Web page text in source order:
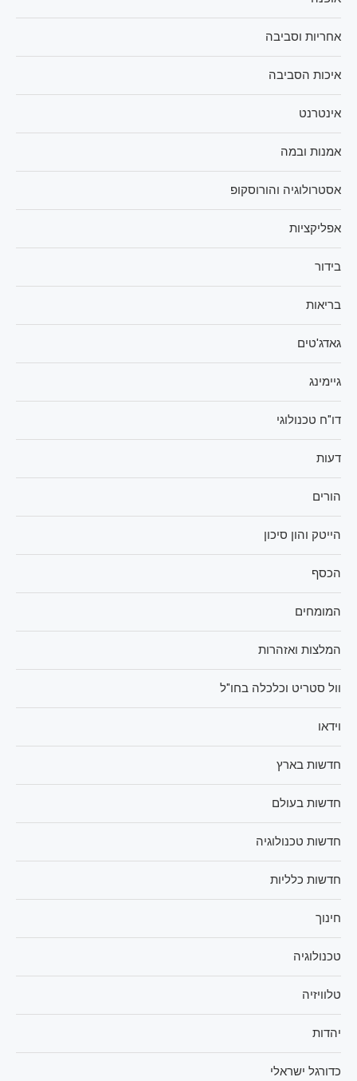
אחריות וסביבה
איכות הסביבה
אינטרנט
אמנות ובמה
אסטרולוגיה והורוסקופ
אפליקציות
בידור
בריאות
גאדג'טים
גיימינג
דו"ח טכנולוגי
דעות
הורים
הייטק והון סיכון
הכסף
המומחים
המלצות ואזהרות
וול סטריט וכלכלה בחו"ל
וידאו
חדשות בארץ
חדשות בעולם
חדשות טכנולוגיה
חדשות כלליות
חינוך
טכנולוגיה
טלוויזיה
יהדות
כדורגל ישראלי